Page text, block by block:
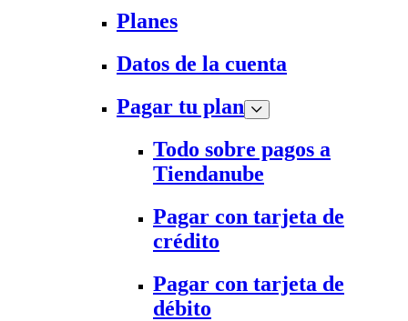
Planes
Datos de la cuenta
Pagar tu plan
Todo sobre pagos a
Tiendanube
Pagar con tarjeta de
crédito
Pagar con tarjeta de
débito